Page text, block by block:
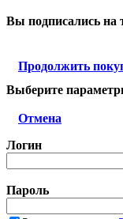
Вы подписались на
Продолжить
Выберите
Отмена
Логин
Пароль